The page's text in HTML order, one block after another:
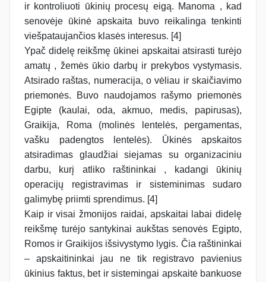
ir kontroliuoti ūkinių procesų eigą. Manoma , kad
senovėje ūkinė apskaita buvo reikalinga tenkinti
viešpataujančios klasės interesus. [4]
Ypač didelę reikšmę ūkinei apskaitai atsirasti turėjo
amatų , žemės ūkio darbų ir prekybos vystymasis.
Atsirado raštas, numeracija, o vėliau ir skaičiavimo
priemonės. Buvo naudojamos rašymo priemonės
Egipte (kaulai, oda, akmuo, medis, papirusas),
Graikija, Roma (molinės lentelės, pergamentas,
vašku padengtos lentelės). Ūkinės apskaitos
atsiradimas glaudžiai siejamas su organizaciniu
darbu, kurį atliko raštininkai , kadangi ūkinių
operacijų registravimas ir sisteminimas sudaro
galimybę priimti sprendimus. [4]
Kaip ir visai žmonijos raidai, apskaitai labai didelę
reikšmę turėjo santykinai aukštas senovės Egipto,
Romos ir Graikijos išsivystymo lygis. Čia raštininkai
– apskaitininkai jau ne tik registravo pavienius
ūkinius faktus, bet ir sistemingai apskaitė bankuose